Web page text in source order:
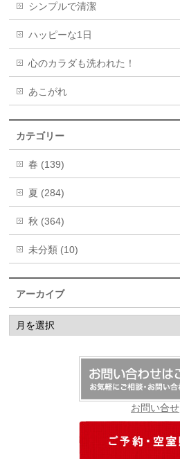
シンプルで清潔
ハッピーな1日
心のカラダも洗われた！
あこがれ
カテゴリー
春 (139)
夏 (284)
秋 (364)
未分類 (10)
アーカイブ
ア
ー
カ
お問い合せ